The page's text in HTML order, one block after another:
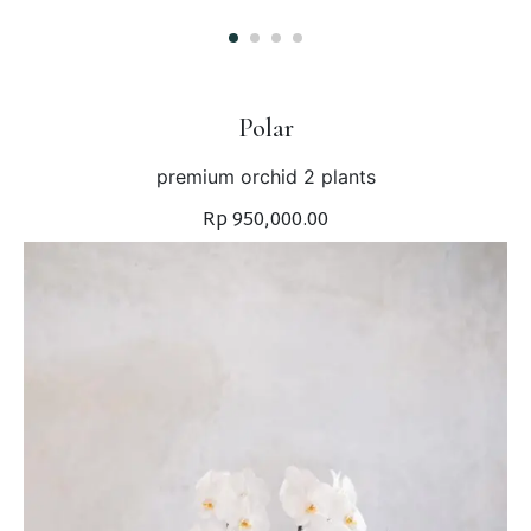
Polar
premium orchid 2 plants
Rp 950,000.00